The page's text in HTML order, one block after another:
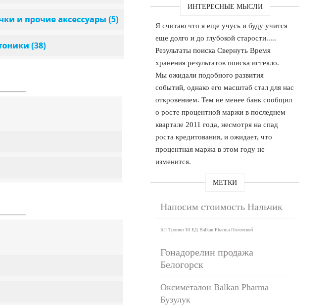
ИНТЕРЕСНЫЕ МЫСЛИ
Я считаю что я еще учусь и буду учится
еще долго и до глубокой старости.....
Результаты поиска Свернуть Время
хранения результатов поиска истекло.
Мы ожидали подобного развития
событий, однако его масштаб стал для нас
откровением. Тем не менее банк сообщил
о росте процентной маржи в последнем
квартале 2011 года, несмотря на спад
роста кредитования, и ожидает, что
процентная маржа в этом году не
изменится.
МЕТКИ
Напосим стоимость Нальчик
БП Тропин 10 ЕД Balkan Pharma Полевской
Гонадорелин продажа
Белогорск
Оксиметалон Balkan Pharma
Бузулук